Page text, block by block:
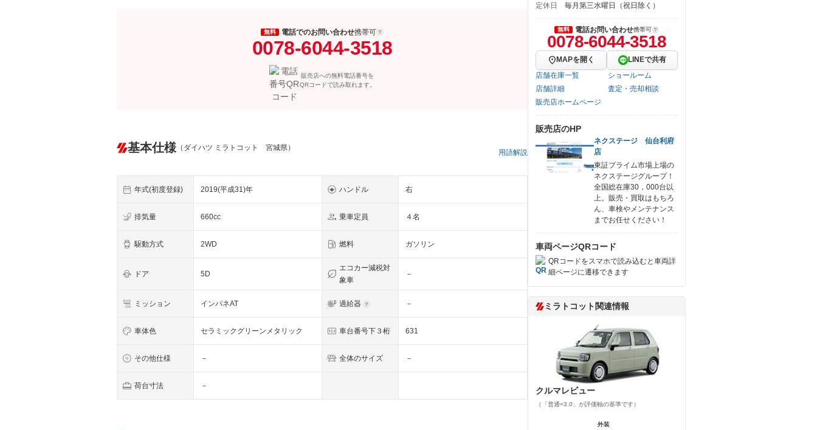
無料 電話でのお問い合わせ携帯可
0078-6044-3518
販売店への無料電話番号を
QRコードで読み取れます。
基本仕様 （ダイハツ ミラトコット 宮城県）
用語解説
年式(初度登録) 2019(平成31)年 ハンドル 右
排気量 660cc 乗車定員 ４名
駆動方式 2WD 燃料 ガソリン
ドア 5D
エコカー減税対
象車
－
ミッション インパネAT 過給器 －
車体色 セラミックグリーンメタリック 車台番号下３桁 631
その他仕様 － 全体のサイズ －
荷台寸法 －
定休日
毎月第三水曜日（祝日除く）
無料 電話お問い合わせ携帯可
0078-6044-3518
MAPを開く
LINEで共有
店舗在庫一覧
ショールーム
店舗詳細
査定・売却相談
販売店ホームページ
販売店のHP
ネクステージ 仙台利府
店
東証プライム市場上場の
ネクステージグループ！
全国総在庫30，000台以
上。販売・買取はもちろ
ん、車検やメンテナンス
までお任せください！
車両ページQRコード
QRコードをスマホで読み込むと車両詳
細ページに遷移できます
ミラトコット関連情報
クルマレビュー
（「普通=3.0」が評価軸の基準です）
外装
外装